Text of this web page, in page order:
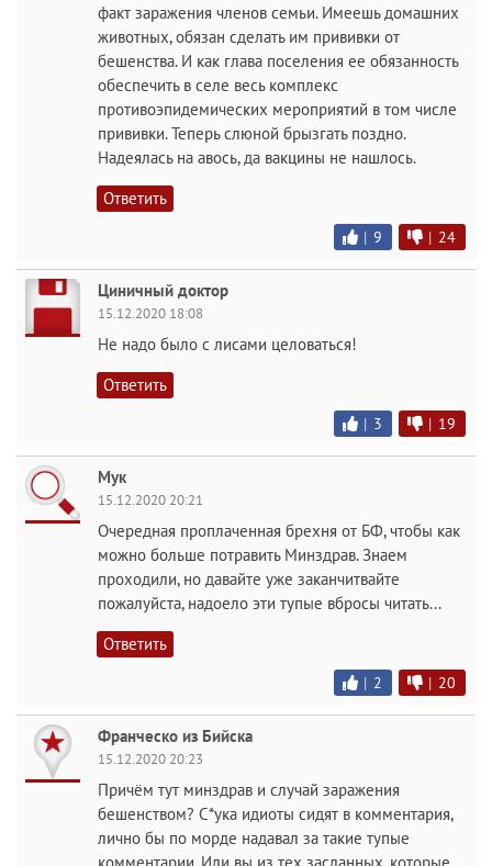
факт заражения членов семьи. Имеешь домашних
животных, обязан сделать им прививки от
бешенства. И как глава поселения ее обязанность
обеспечить в селе весь комплекс
противоэпидемических мероприятий в том числе
прививки. Теперь слюной брызгать поздно.
Надеялась на авось, да вакцины не нашлось.
Ответить
| 9 | 24
Циничный доктор
15.12.2020 18:08
Не надо было с лисами целоваться!
Ответить
| 3 | 19
Мук
15.12.2020 20:21
Очередная проплаченная брехня от БФ, чтобы как
можно больше потравить Минздрав. Знаем
проходили, но давайте уже заканчитвайте
пожалуйста, надоело эти тупые вбросы читать...
Ответить
| 2 | 20
Франческо из Бийска
15.12.2020 20:23
Причём тут минздрав и случай заражения
бешенством? С*ука идиоты сидят в комментария,
лично бы по морде надавал за такие тупые
комментарии. Или вы из тех засланных, которые